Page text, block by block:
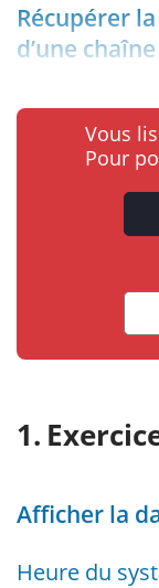
Récupérer
d’une
Vous
Pour
Afficher la
Heure du